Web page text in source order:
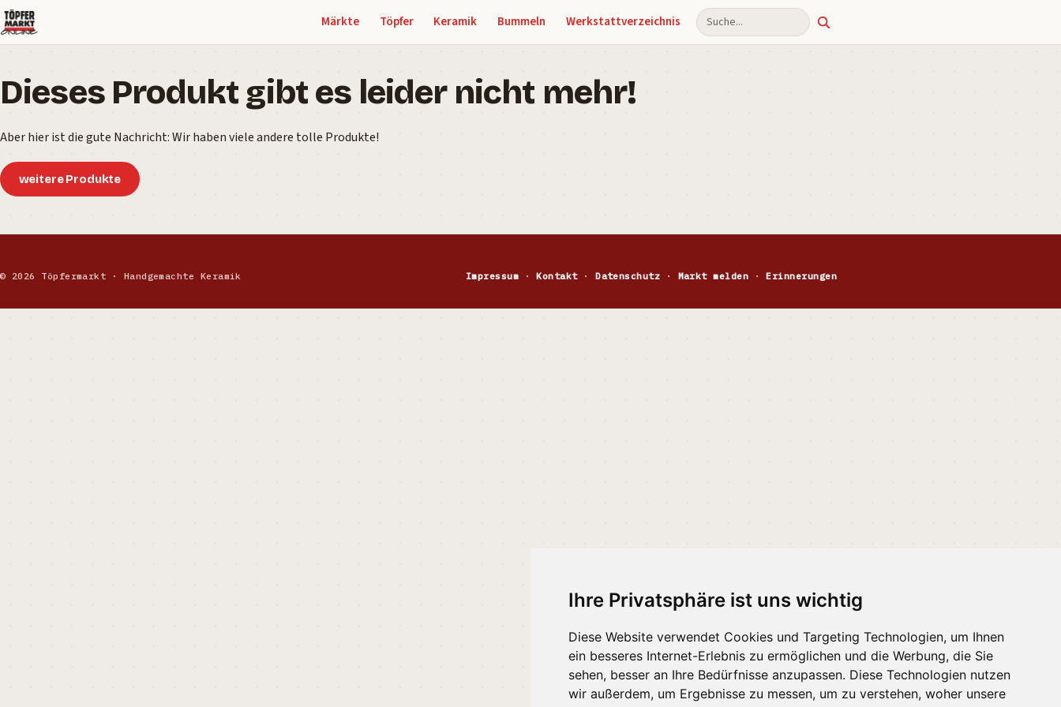
Ihre Privatsphäre ist uns wichtig
Diese Website verwendet Cookies und Targeting Technologien, um Ihnen
ein besseres Internet-Erlebnis zu ermöglichen und die Werbung, die Sie
sehen, besser an Ihre Bedürfnisse anzupassen. Diese Technologien nutzen
wir außerdem, um Ergebnisse zu messen, um zu verstehen, woher unsere
Märkte Töpfer Keramik Bummeln Werkstattverzeichnis Suche
Dieses Produkt gibt es leider nicht mehr!
Aber hier ist die gute Nachricht: Wir haben viele andere tolle Produkte!
weitere Produkte
© 2026 Töpfermarkt · Handgemachte Keramik Impressum ·Kontakt·Datenschutz · Markt melden ·Erinnerungen